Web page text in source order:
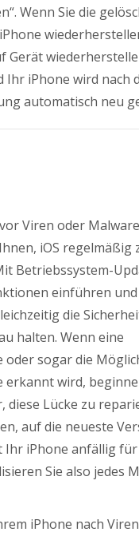
Wenn Sie die
Gerät
Ihr iPhone wird nach
automatisch neu
Viren oder
iOS regelmäßig
Betriebssystem-
einführen
die
halten. Wenn eine
oder sogar die
erkannt wird,
diese Lücke zu
auf die neueste
Ihr iPhone anfällig
Sie also jedes
iPhone nach